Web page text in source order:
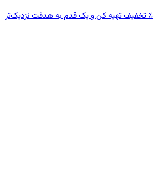
دوره موردنظرت را با ۵۰٪ تخفیف تهیه کن و یک قدم به هدفت نزدیک‌تر